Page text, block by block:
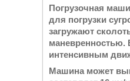
Погрузочная
для погрузки
загружают
маневренностью.
интенсивным
Машина может